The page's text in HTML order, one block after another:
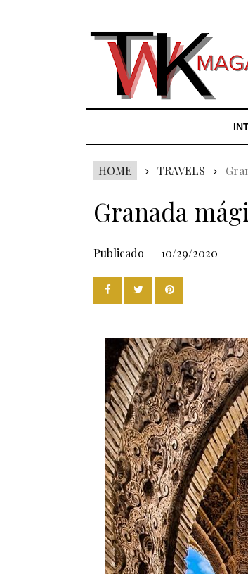
HOME TRAVELS
Granada
Publicado 10/29/2020